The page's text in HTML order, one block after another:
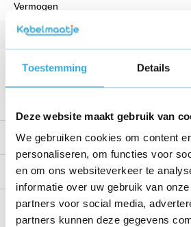
Toestemming Details
Deze website maakt gebruik van
We gebruiken cookies om content
personaliseren, om functies voor
en om ons websiteverkeer te
informatie over uw gebruik van
partners voor social media,
partners kunnen deze gegevens
Vermogen
Kabellengte
Voltage
Productomschrijving
Reviews
Share this product!